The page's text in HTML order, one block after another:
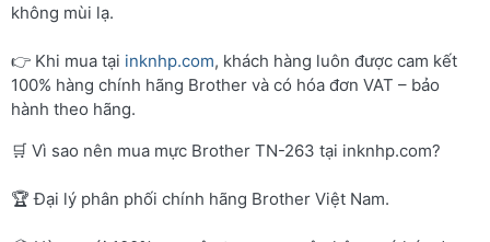
không mùi lạ.
👉 Khi mua tại inknhp.com, khách hàng luôn được cam kết
100% hàng chính hãng Brother và có hóa đơn VAT – bảo
hành theo hãng.
🛒 Vì sao nên mua mực Brother TN-263 tại inknhp.com?
🏆 Đại lý phân phối chính hãng Brother Việt Nam.